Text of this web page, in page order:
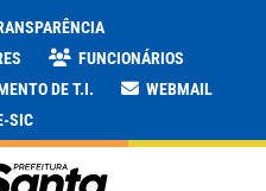
FUNCIONÁRIOS
DE T.I.
WEBMAIL
SIC